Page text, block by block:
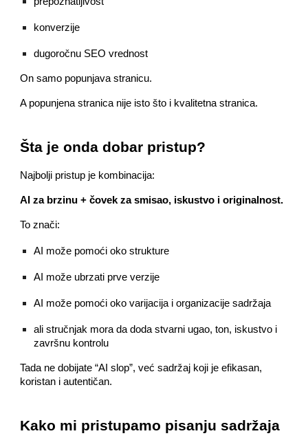
konverzije
dugoročnu SEO vrednost
On samo popunjava stranicu.
A popunjena stranica nije isto što i kvalitetna stranica.
Šta je onda dobar pristup?
Najbolji pristup je kombinacija:
AI za brzinu + čovek za smisao, iskustvo i originalnost.
To znači:
AI može pomoći oko strukture
AI može ubrzati prve verzije
AI može pomoći oko varijacija i organizacije sadržaja
ali stručnjak mora da doda stvarni ugao, ton, iskustvo i
završnu kontrolu
Tada ne dobijate “AI slop”, već sadržaj koji je efikasan,
koristan i autentičan.
Kako mi pristupamo pisanju sadržaja